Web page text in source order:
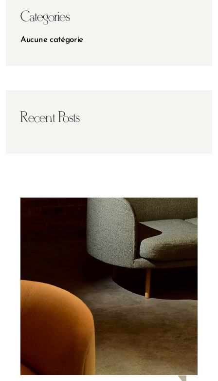
Categories
Aucune catégorie
Recent Posts